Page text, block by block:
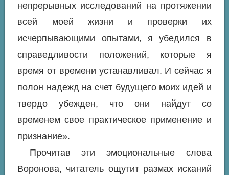
непрерывных исследований на протяжении
всей моей жизни и проверки их
исчерпывающими опытами, я убедился в
справедливости положений, которые я
время от времени устанавливал. И сейчас я
полон надежд на счет будущего моих идей и
твердо убежден, что они найдут со
временем свое практическое применение и
признание».
Прочитав эти эмоциональные слова
Воронова, читатель ощутит размах исканий